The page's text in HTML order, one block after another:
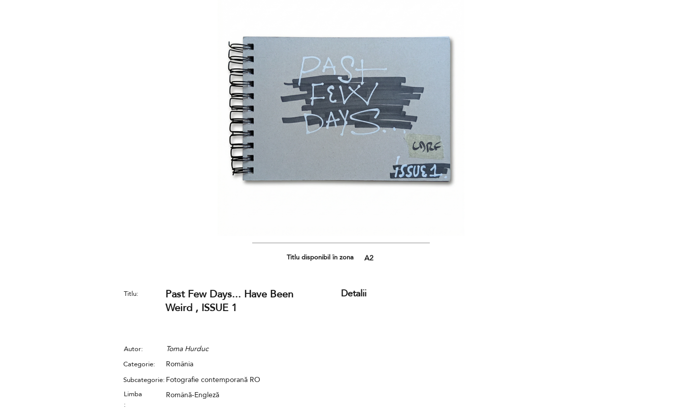
Titlu disponibil în zona A2
Titlu:
Past Few Days... Have Been
Weird , ISSUE 1
Autor: Toma Hurduc
Categorie:
România
Fotografie contemporană RO
Subcategorie:
Limba
:
Română-Engleză
Detalii